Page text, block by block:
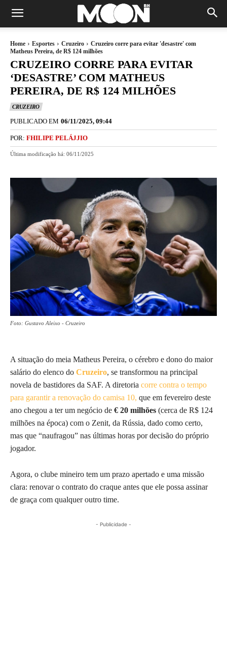
Home Esportes Cruzeiro
Cruzeiro corre para evitar 'desastre' com
Matheus Pereira, de R$ 124 milhões
CRUZEIRO CORRE PARA EVITAR
‘DESASTRE’ COM MATHEUS
PEREIRA, DE R$ 124 MILHÕES
CRUZEIRO
PUBLICADO EM 06/11/2025, 09:44
POR: FHILIPE PELÁJJIO
Última modificação há: 06/11/2025
Foto: Gustavo Aleixo - Cruzeiro
A situação do meia Matheus Pereira, o cérebro e dono do maior
salário do elenco do Cruzeiro, se transformou na principal
novela de bastidores da SAF. A diretoria corre contra o tempo
para garantir a renovação do camisa 10, que em fevereiro deste
ano chegou a ter um negócio de € 20 milhões (cerca de R$ 124
milhões na época) com o Zenit, da Rússia, dado como certo,
mas que “naufragou” nas últimas horas por decisão do próprio
jogador.
Agora, o clube mineiro tem um prazo apertado e uma missão
clara: renovar o contrato do craque antes que ele possa assinar
de graça com qualquer outro time.
- Publicidade -